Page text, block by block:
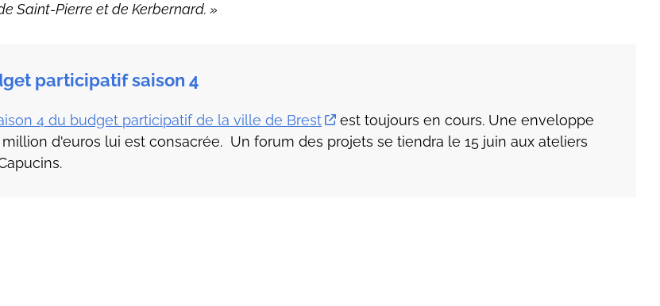
Saint-Pierre et de Kerbernard. »
participatif saison 4
4 du budget participatif de la ville de Brest
est toujours en cours. Une enveloppe
million d'euros lui est consacrée. Un forum des projets se tiendra le 15 juin aux ateliers